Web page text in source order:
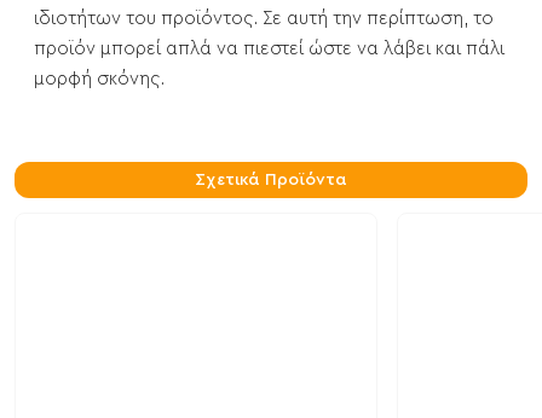
ιδιοτήτων του προϊόντος. Σε αυτή την περίπτωση, το
προϊόν μπορεί απλά να πιεστεί ώστε να λάβει και πάλι
μορφή σκόνης.
Σχετικά Προϊόντα